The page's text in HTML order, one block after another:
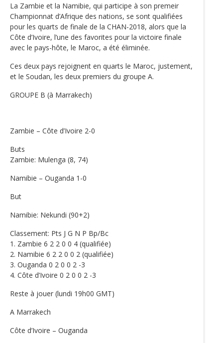
La Zambie et la Namibie, qui participe à son premeir
Championnat d’Afrique des nations, se sont qualifiées
pour les quarts de finale de la CHAN-2018, alors que la
Côte d’Ivoire, l’une des favorites pour la victoire finale
avec le pays-hôte, le Maroc, a été éliminée.
Ces deux pays rejoignent en quarts le Maroc, justement,
et le Soudan, les deux premiers du groupe A.
GROUPE B (à Marrakech)
Zambie – Côte d’Ivoire 2-0
Buts
Zambie: Mulenga (8, 74)
Namibie – Ouganda 1-0
But
Namibie: Nekundi (90+2)
Classement: Pts J G N P Bp/Bc
1. Zambie 6 2 2 0 0 4 (qualifiée)
2. Namibie 6 2 2 0 0 2 (qualifiée)
3. Ouganda 0 2 0 0 2 -3
4. Côte d’Ivoire 0 2 0 0 2 -3
Reste à jouer (lundi 19h00 GMT)
A Marrakech
Côte d’Ivoire – Ouganda